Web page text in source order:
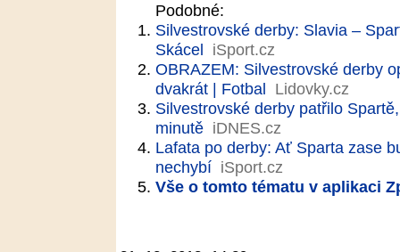
Podobné:
Silvestrovské derby: Slavia –
Skácel iSport.cz
OBRAZEM: Silvestrovské derby
dvakrát | Fotbal Lidovky.cz
Silvestrovské derby patřilo
minutě iDNES.cz
Lafata po derby: Ať Sparta zase
nechybí iSport.cz
Vše o tomto tématu v aplikaci